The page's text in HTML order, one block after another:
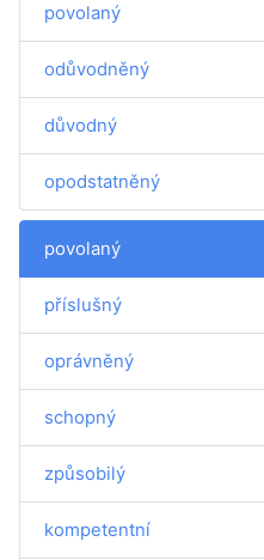
povolaný
odůvodněný
důvodný
opodstatněný
povolaný
příslušný
oprávněný
schopný
způsobilý
kompetentní